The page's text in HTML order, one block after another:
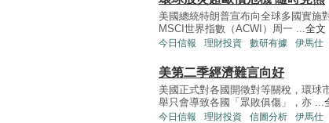
美國總統特朗普宣布向全球多國實施
MSCI世界指數（ACWI）周一 ...全文
今日信報 理財投資 數研有據 伊馬仕
美第二季經濟難言向好
美國正式對各國開徵對等關稅，環球
舉只會導致各國「眾敗俱傷」，亦 ...
今日信報 理財投資 信圖分析 伊馬仕